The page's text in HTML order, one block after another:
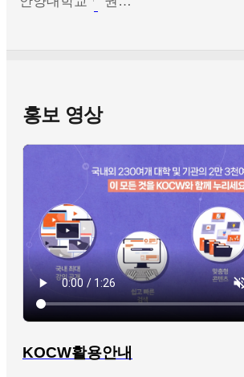
홍보 영상
KOCW활용안내